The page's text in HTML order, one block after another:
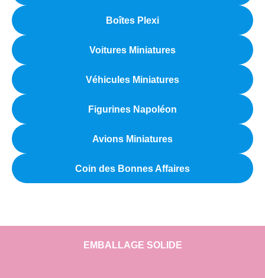
Boîtes Plexi
Voitures Miniatures
Véhicules Miniatures
Figurines Napoléon
Avions Miniatures
Coin des Bonnes Affaires
EMBALLAGE SOLIDE